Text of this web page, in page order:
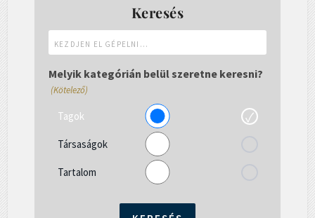
Keresés
el
gépelni...
Melyik kategórián belül szeretne keresni?
(Kötelező)
Tagok
Társaságok
Tartalom